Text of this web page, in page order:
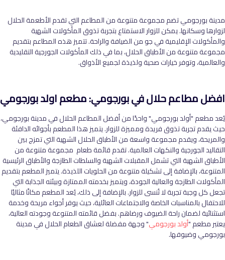
مدينة بورجومي تضم مجموعة متنوعة من المطاعم التي تقدم الأطعمة الحلال
لزوارها وسكانها. يمكن للزوار الاستمتاع بتجربة تذوق المأكولات الشهية
والمأكولات الإقليمية في جو من الضيافة والراحة. تتميز هذه المطاعم بتقديم
مجموعة متنوعة من الأطباق الحلال، بما في ذلك المأكولات الجورجية التقليدية
والعالمية، وتوفر خيارات صحية ولذيذة لجميع الأذواق.
افضل مطاعم حلال في بورجومي: مطعم اولد بورجومي
يُعد مطعم "أولد بورجومي" واحدًا من أفضل المطاعم الحلال في مدينة بورجومي،
حيث يقدم تجربة تذوق فريدة ومميزة للزوار. يتميز هذا المطعم بأجوائه الدافئة
والمريحة، ويقدم مجموعة واسعة من الأطباق الحلال الشهية التي تمزج بين
التقاليد الجورجية والنكهات العالمية. تقدم قائمة طعام مجموعة متنوعة من
الأطباق الشهية التي تشمل المقبلات الشهية والسلطات الطازجة والأطباق الرئيسية
المتنوعة، بالإضافة إلى تشكيلة متنوعة من الحلويات اللذيذة. يتميز المطعم بتقديم
المأكولات الطازجة والعالية الجودة، ويتميز بخدمته الممتازة وبيئته الجذابة التي
تجعل كل وجبة تجربة لا تُنسى للزوار. بالإضافة إلى ذلك، يُعد المطعم مكانًا مثاليًا
للاحتفال بالمناسبات الخاصة والاجتماعات العائلية، حيث يوفر أجواء مريحة وخدمة
استثنائية لضمان راحة الضيوف ورضاهم. بفضل قائمته المتنوعة وجودته العالية،
يعتبر مطعم "أولد بورجومي" وجهة مفضلة لعشاق الطعام الحلال في مدينة
بورجومي وضيوفها.